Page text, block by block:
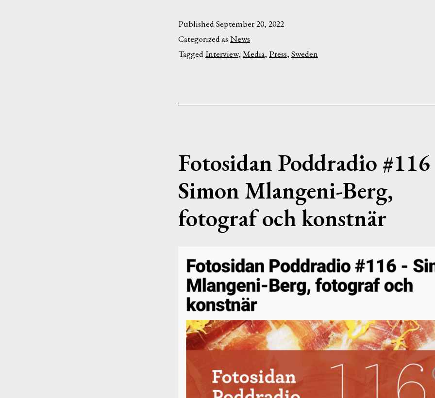
PublishedSeptember 20, 2022
Categorized as News
Tagged Interview, Media, Press, Sweden
Fotosidan Poddradio
Simon Mlangeni-Berg,
fotograf och konstnär